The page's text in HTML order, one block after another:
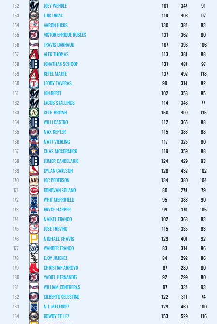
152
JOEY WENDLE 101 347
91
153
LUIS URIAS 119 406
97
154
AARON HICKS 130 384
83
155
VICTOR ENRIQUE ROBLES 131 362
80
156
TRAVIS DARNAUD 107 396
106
157
ALEK THOMAS 113 381
88
158
JONATHAN SCHOOP 131 481
97
159
KETEL MARTE 137 492
118
160
LEODY TAVERAS 99 314
82
161
JON BERTI 102 358
85
162
JACOB STALLINGS 114 346
77
163
SETH BROWN 150 499
115
164
WILLI CASTRO 112 365
88
165
MAX KEPLER 115 388
88
166
MATT VIERLING 117 325
80
167
CHAS MCCORMICK 119 359
88
168
JEIMER CANDELARIO 124 429
93
169
DYLAN CARLSON 128 432
102
170
JOC PEDERSON 134 380
104
171
DONOVAN SOLANO 80 278
79
172
WHIT MERRIFIELD 95 383
90
173
BRYCE HARPER 99 370
105
174
MAIKEL FRANCO 102 368
83
175
JOSE TREVINO 115 335
83
176
MICHAEL CHAVIS 129 401
92
177
WANDER FRANCO 83 314
86
178
ELOY JIMENEZ 84 292
86
179
CHRISTIAN ARROYO 87 280
80
180
YADIEL HERNANDEZ 92 299
80
181
WILLIAM CONTRERAS 97 334
93
182
GILBERTO CELESTINO 122 311
74
183
M.J. MELENDEZ 129 460
100
184
ROWDY TELLEZ 153 529
116